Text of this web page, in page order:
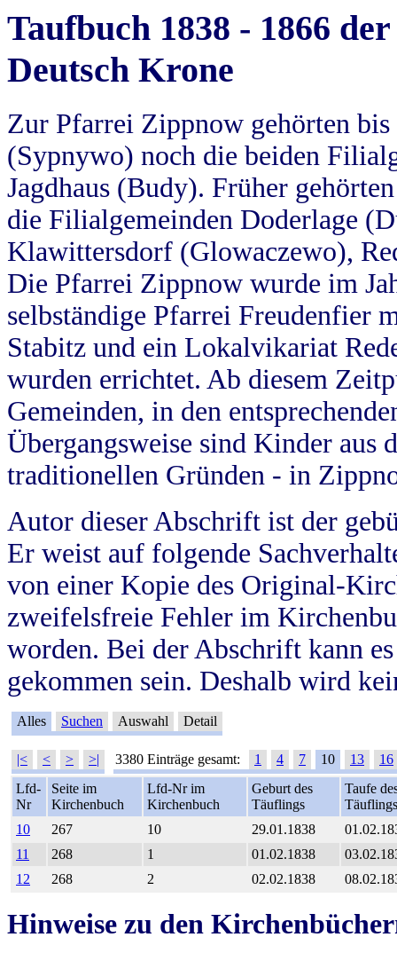
Taufbuch 1838 - 1866
Deutsch Krone
Zur Pfarrei Zippnow gehörten
(Sypnywo) noch die beiden
Jagdhaus (Budy). Früher
die Filialgemeinden Doderlage
Klawittersdorf (Glowaczewo),
Die Pfarrei Zippnow wurde im
selbständige Pfarrei Freudenfier
Stabitz und ein Lokalvikariat
wurden errichtet. Ab diesem
Gemeinden, in den
Übergangsweise sind Kinder aus
traditionellen Gründen - in
Autor dieser Abschrift ist der
Er weist auf folgende
von einer Kopie des Original-
zweifelsfreie Fehler im
worden. Bei der Abschrift kann
gekommen sein. Deshalb wird
Alles Suchen Auswahl Detail
|< < > >| 3380 Einträge gesamt: 1 4 7 10 13
16
Lfd-
Nr
Seite im
Kirchenbuch
Lfd-Nr im
Kirchenbuch
Geburt des
Täuflings
Taufe
Täuflings
10
267 10 29.01.1838
11
268 1 01.02.1838
12
268 2 02.02.1838
Hinweise zu den